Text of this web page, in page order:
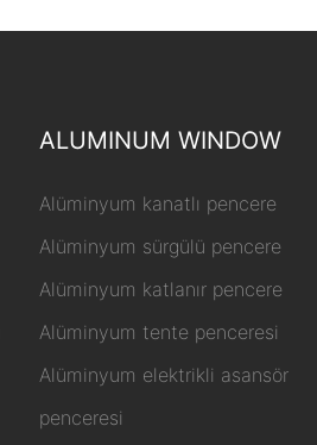
ALUMINUM WINDOW
Alüminyum kanatlı pencere
Alüminyum sürgülü pencere
Alüminyum katlanır pencere
Alüminyum tente penceresi
Alüminyum elektrikli asansör
penceresi